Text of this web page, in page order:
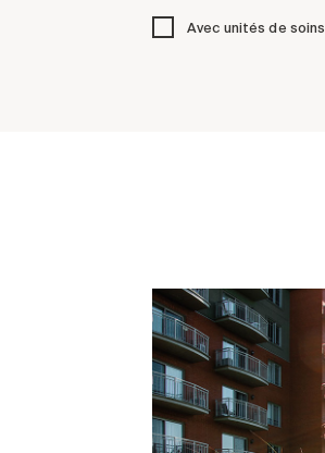
Avec unités de soins